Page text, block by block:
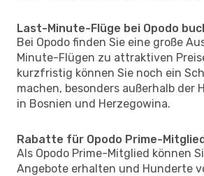
Last-Minute-Flüge bei Opodo
Bei Opodo finden Sie eine große
Minute-Flügen zu attraktiven
kurzfristig können Sie noch ein
machen, besonders außerhalb der
in Bosnien und Herzegowina.
Rabatte für Opodo Prime-
Als Opodo Prime-Mitglied können
Angebote erhalten und Hunderte